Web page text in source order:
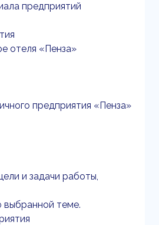
предприятий
отеля «Пенза»
предприятия «Пенза»
и задачи работы,
выбранной теме.